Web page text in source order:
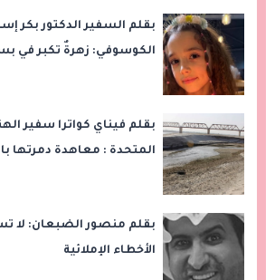
بقلم السفير الدكتور بكر
الكوسوفي: زهرةٌ تكبر في
بقلم فيناي كواترا سفير
المتحدة : معاهدة دمرتها
بقلم منصور الضبعان: لا
الأخطاء الإملائية